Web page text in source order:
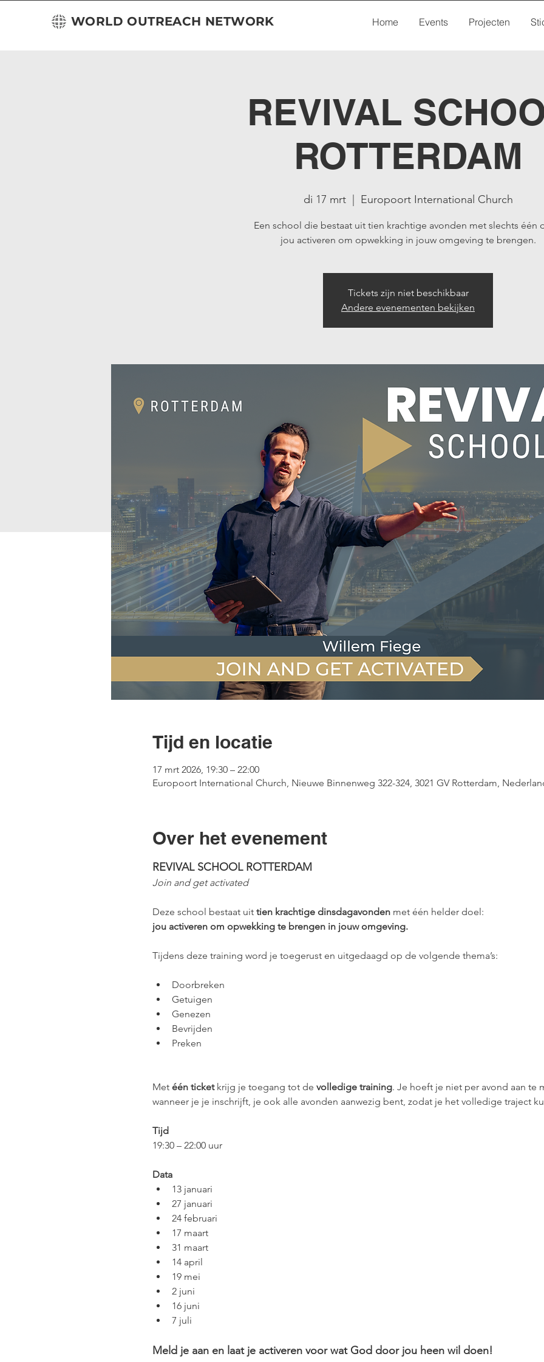
WORLD OUTREACH NETWORK Home Events Projecten
REVIVAL
ROTTERDAM
di 17 mrt
  |
Europoort International Church
Een school die bestaat uit tien krachtige avonden met slechts één
jou activeren om opwekking in jouw omgeving te brengen.
Tickets zijn niet beschikbaar
Andere evenementen bekijken
Tijd en locatie
17 mrt 2026, 19:30 – 22:00
Europoort International Church, Nieuwe Binnenweg 322-324, 3021 GV Rotterdam,
Over het evenement
REVIVAL SCHOOL ROTTERDAM
Join and get activated
Deze school bestaat uit tien krachtige dinsdagavonden met één helder doel:
jou activeren om opwekking te brengen in jouw omgeving.
Tijdens deze training word je toegerust en uitgedaagd op de volgende thema’s:
Doorbreken
Getuigen
Genezen
Bevrijden
Preken
Met één ticket krijg je toegang tot de volledige training. Je hoeft je niet per avond aan te
wanneer je je inschrijft, je ook alle avonden aanwezig bent, zodat je het volledige traject
Tijd
19:30 – 22:00 uur
Data
13 januari
27 januari
24 februari
17 maart
31 maart
14 april
19 mei
2 juni
16 juni
7 juli
Meld je aan en laat je activeren voor wat God door jou heen wil doen!